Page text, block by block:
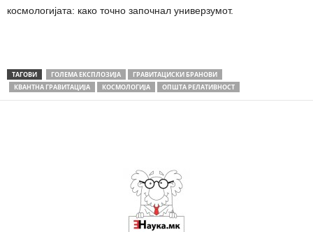
космологијата: како точно започнал универзумот.
ТАГОВИ ГОЛЕМА ЕКСПЛОЗИЈА
ГРАВИТАЦИСКИ БРАНОВИ
КВАНТНА ГРАВИТАЦИЈА
КОСМОЛОГИЈА ОПШТА РЕЛАТИВНОСТ